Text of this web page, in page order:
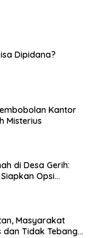
Dipidana?
Kantor
Misterius
di Desa Gerih:
Opsi
Masyarakat
dan Tidak Tebang